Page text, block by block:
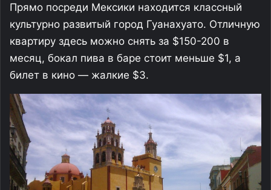
Прямо посреди Мексики находится классный
культурно развитый город Гуанахуато. Отличную
квартиру здесь можно снять за $150-200 в
месяц, бокал пива в баре стоит меньше $1, а
билет в кино — жалкие $3.